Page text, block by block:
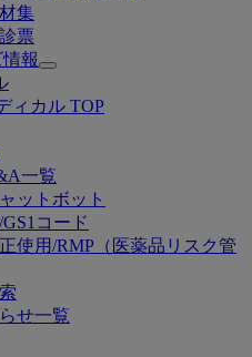
集
票
報
Open
ィカル TOP
一覧
ットボット
コード
使用/RMP（医薬品リスク管
せ一覧